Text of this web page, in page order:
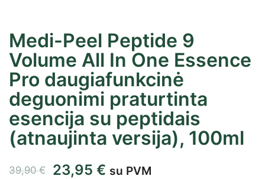
Medi-Peel Peptide 9
Volume All In One Essence
Pro daugiafunkcinė
deguonimi praturtinta
esencija su peptidais
(atnaujinta versija), 100ml
39,90€ 23,95 € su PVM